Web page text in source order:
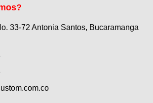
33-72 Antonia Santos, Bucaramanga